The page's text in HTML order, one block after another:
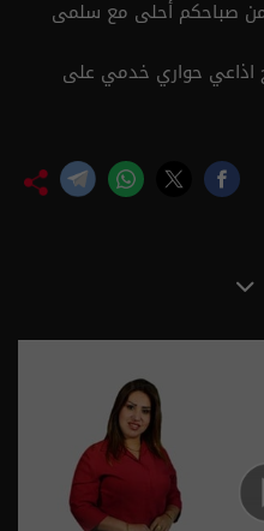
صباحكم أحلى مع سلمى
اذاعي حواري خدمي على